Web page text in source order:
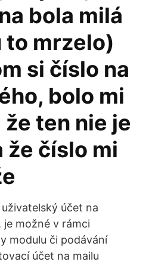
bola milá
to mrzelo)
si číslo na
bolo mi
ten nie je
že číslo mi
účet na
možné v rámci
modulu či podávání
účet na mailu